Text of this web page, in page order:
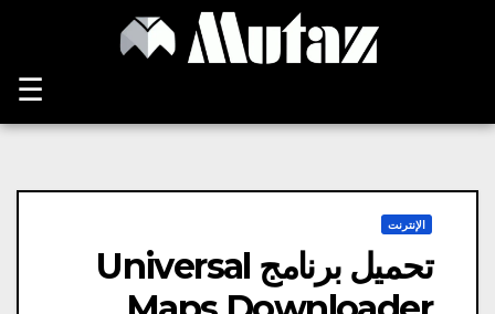
☰
الإنترنت
تحميل برنامج Universal